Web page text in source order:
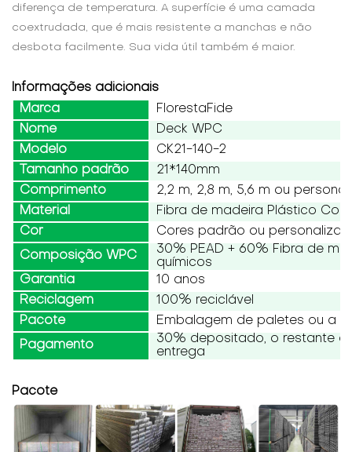
diferença de temperatura. A superfície é uma camada
coextrudada, que é mais resistente a manchas e não
desbota facilmente. Sua vida útil também é maior.
Informações adicionais
Marca
FlorestaFide
Nome
Deck WPC
Modelo
CK21-140-2
Tamanho padrão
21*140mm
Comprimento
2,2 m, 2,8 m, 5,6 m ou
Material
Fibra de madeira Plástico
Cor
Cores padrão ou
Composição WPC
30% PEAD + 60% Fibra de
químicos
Garantia
10 anos
Reciclagem
100% reciclável
Pacote
Embalagem de paletes ou a
Pagamento
30% depositado, o restante
entrega
Pacote